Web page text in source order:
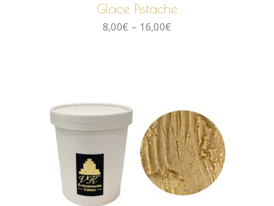
Glace Pistache
8,00€ – 16,00€